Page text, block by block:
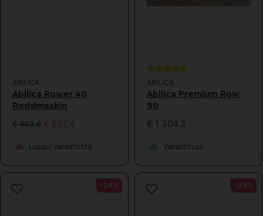
ABILICA
Abilica Rower 40
Roddmaskin
€ 902,6 € 852,4
Loppu varastosta
ABILICA
Abilica Premium Row
90
€ 1 304,2
Varastossa
-24% -25%